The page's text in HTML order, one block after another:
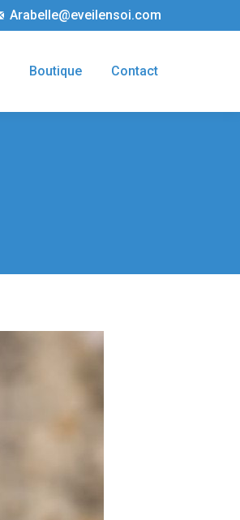
Arabelle@eveilensoi.com
Boutique Contact